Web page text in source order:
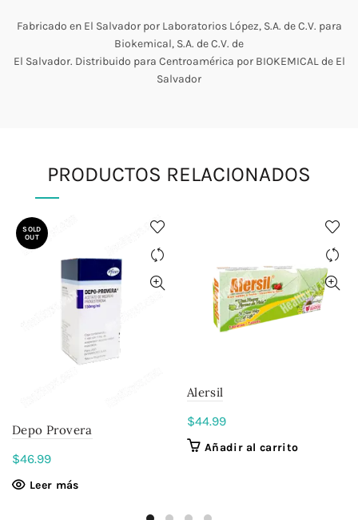
Fabricado en El Salvador por Laboratorios López, S.A. de C.V. para
Biokemical, S.A. de C.V. de
El Salvador. Distribuido para Centroamérica por BIOKEMICAL de El
Salvador
PRODUCTOS RELACIONADOS
SOLD
OUT
Depo Provera
$46.99
Leer más
Alersil
$44.99
Añadir al carrito